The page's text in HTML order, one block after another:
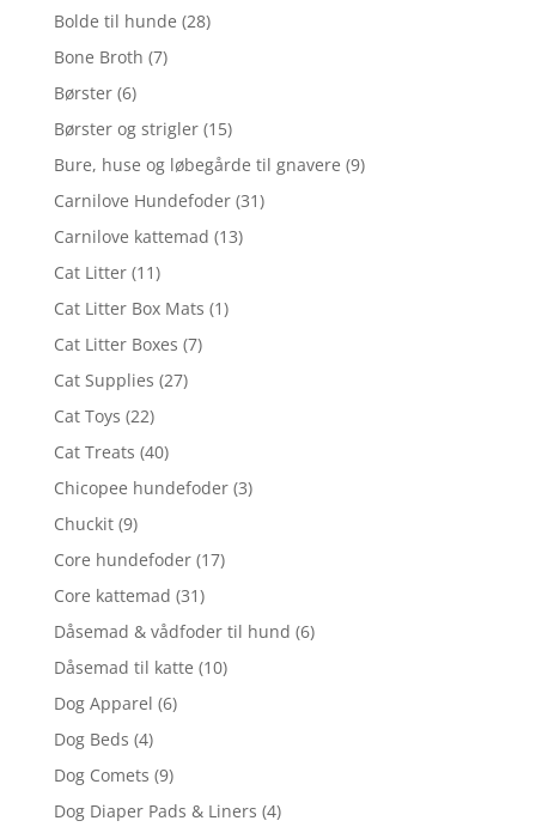
Bolde til hunde (28)
Bone Broth (7)
Børster (6)
Børster og strigler (15)
Bure, huse og løbegårde til gnavere (9)
Carnilove Hundefoder (31)
Carnilove kattemad (13)
Cat Litter (11)
Cat Litter Box Mats (1)
Cat Litter Boxes (7)
Cat Supplies (27)
Cat Toys (22)
Cat Treats (40)
Chicopee hundefoder (3)
Chuckit (9)
Core hundefoder (17)
Core kattemad (31)
Dåsemad & vådfoder til hund (6)
Dåsemad til katte (10)
Dog Apparel (6)
Dog Beds (4)
Dog Comets (9)
Dog Diaper Pads & Liners (4)